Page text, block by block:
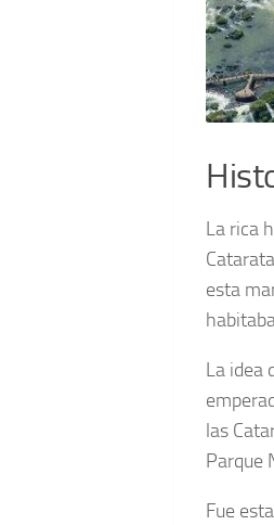
La rica
esta
La idea
las
Parque
Fue